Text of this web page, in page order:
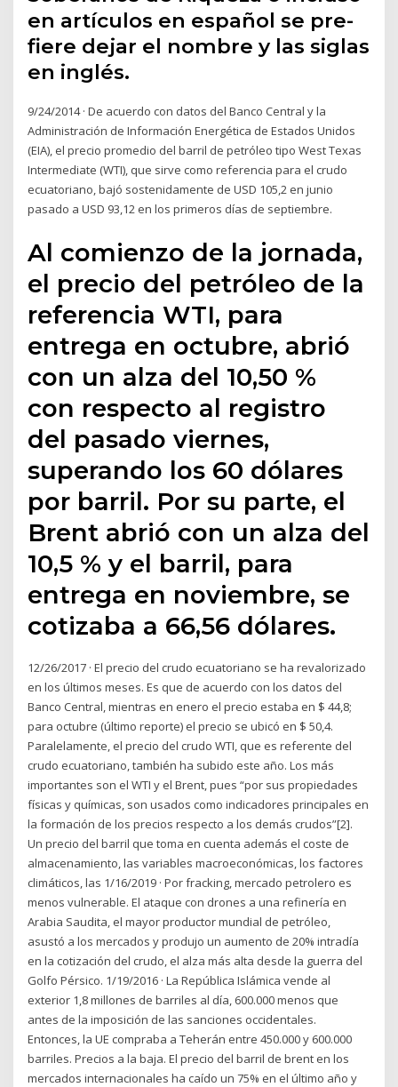
en artículos en español se pre-
fiere dejar el nombre y las siglas
en inglés.
9/24/2014 · De acuerdo con datos del Banco Central y la
Administración de Información Energética de Estados Unidos
(EIA), el precio promedio del barril de petróleo tipo West Texas
Intermediate (WTI), que sirve como referencia para el crudo
ecuatoriano, bajó sostenidamente de USD 105,2 en junio
pasado a USD 93,12 en los primeros días de septiembre.
Al comienzo de la jornada,
el precio del petróleo de la
referencia WTI, para
entrega en octubre, abrió
con un alza del 10,50 %
con respecto al registro
del pasado viernes,
superando los 60 dólares
por barril. Por su parte, el
Brent abrió con un alza del
10,5 % y el barril, para
entrega en noviembre, se
cotizaba a 66,56 dólares.
12/26/2017 · El precio del crudo ecuatoriano se ha revalorizado
en los últimos meses. Es que de acuerdo con los datos del
Banco Central, mientras en enero el precio estaba en $ 44,8;
para octubre (último reporte) el precio se ubicó en $ 50,4.
Paralelamente, el precio del crudo WTI, que es referente del
crudo ecuatoriano, también ha subido este año. Los más
importantes son el WTI y el Brent, pues “por sus propiedades
físicas y químicas, son usados como indicadores principales en
la formación de los precios respecto a los demás crudos”[2].
Un precio del barril que toma en cuenta además el coste de
almacenamiento, las variables macroeconómicas, los factores
climáticos, las 1/16/2019 · Por fracking, mercado petrolero es
menos vulnerable. El ataque con drones a una refinería en
Arabia Saudita, el mayor productor mundial de petróleo,
asustó a los mercados y produjo un aumento de 20% intradía
en la cotización del crudo, el alza más alta desde la guerra del
Golfo Pérsico. 1/19/2016 · La República Islámica vende al
exterior 1,8 millones de barriles al día, 600.000 menos que
antes de la imposición de las sanciones occidentales.
Entonces, la UE compraba a Teherán entre 450.000 y 600.000
barriles. Precios a la baja. El precio del barril de brent en los
mercados internacionales ha caído un 75% en el último año y